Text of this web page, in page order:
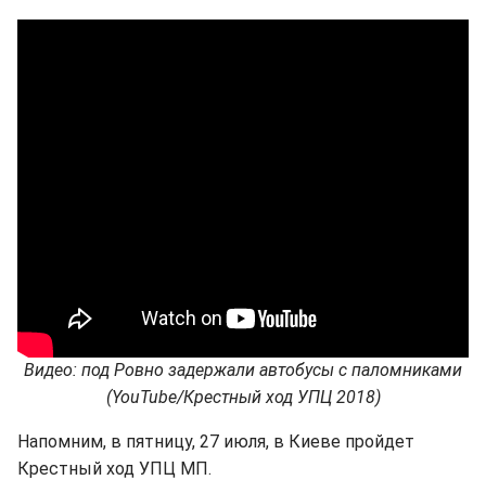
Видео: под Ровно задержали автобусы с паломниками
(YouTube/Крестный ход УПЦ 2018)
Напомним, в пятницу, 27 июля, в Киеве пройдет
Крестный ход УПЦ МП.